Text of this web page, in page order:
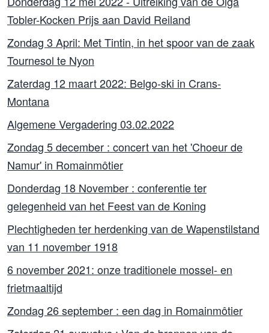
Tobler-Kocken Prijs aan David Reiland
Zondag 3 April: Met Tintin, in het spoor van de zaak
Tournesol te Nyon
Zaterdag 12 maart 2022: Belgo-ski in Crans-
Montana
Algemene Vergadering 03.02.2022
Zondag 5 december : concert van het 'Choeur de
Namur' in Romainmôtier
Donderdag 18 November : conferentie ter
gelegenheid van het Feest van de Koning
Plechtigheden ter herdenking van de Wapenstilstand
van 11 november 1918
6 november 2021: onze traditionele mossel- en
frietmaaltijd
Zondag 26 september : een dag in Romainmôtier